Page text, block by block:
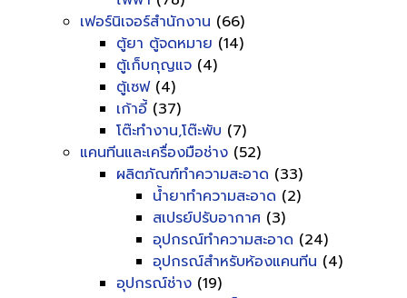
เฟอร์นิเจอร์สำนักงาน (66)
ตู้ยา ตู้จดหมาย (14)
ตู้เก็บกุญแจ (4)
ตู้เซฟ(4)
เก้าอี้ (37)
โต๊ะทำงาน,โต๊ะพับ (7)
แคนทีนและเครื่องมือช่าง (52)
ผลิตภัณฑ์ทำความสะอาด (33)
น้ำยาทำความสะอาด (2)
สเปรย์ปรับอากาศ (3)
อุปกรณ์ทำความสะอาด (24)
อุปกรณ์สำหรับห้องแคนทีน (4)
อุปกรณ์ช่าง (19)